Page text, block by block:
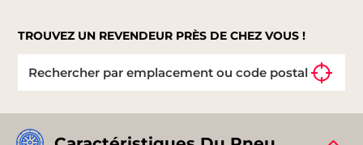
TROUVEZ UN REVENDEUR PRÈS DE CHEZ VOUS !